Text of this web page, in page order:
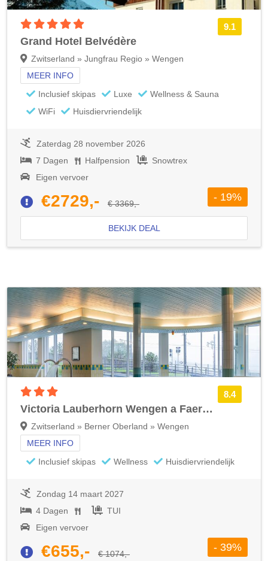
9.1
Grand Hotel Belvédère
Zwitserland » Jungfrau Regio » Wengen
MEER INFO
Inclusief skipas
Luxe
Wellness & Sauna
WiFi
Huisdiervriendelijk
Zaterdag 28 november 2026
7 Dagen
Halfpension
Snowtrex
Eigen vervoer
€2729,- € 3369,-
- 19%
BEKIJK DEAL
8.4
Victoria Lauberhorn Wengen a Faern Collection
Zwitserland » Berner Oberland » Wengen
MEER INFO
Inclusief skipas
Wellness Huisdiervriendelijk
Zondag 14 maart 2027
4 Dagen
TUI
Eigen vervoer
€655,- € 1074,-
- 39%